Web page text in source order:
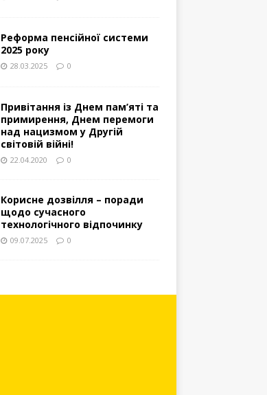
Реформа пенсійної системи
2025 року
28.03.2025 0
Привітання із Днем пам’яті та
примирення, Днем перемоги
над нацизмом у Другій
світовій війні!
22.04.2020 0
Корисне дозвілля – поради
щодо сучасного
технологічного відпочинку
09.07.2025 0